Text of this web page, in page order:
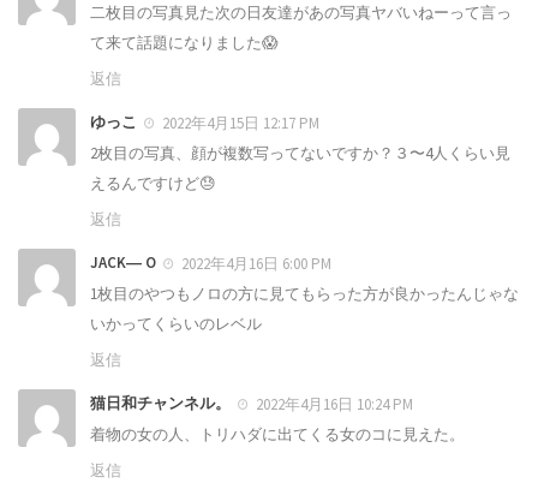
二枚目の写真見た次の日友達があの写真ヤバいねーって言っ
て来て話題になりました😱
返信
ゆっこ
2022年4月15日 12:17 PM
2枚目の写真、顔が複数写ってないですか？３〜4人くらい見
えるんですけど😓
返信
JACK― O
2022年4月16日 6:00 PM
1枚目のやつもノロの方に見てもらった方が良かったんじゃな
いかってくらいのレベル
返信
猫日和チャンネル。
2022年4月16日 10:24 PM
着物の女の人、トリハダに出てくる女のコに見えた。
返信